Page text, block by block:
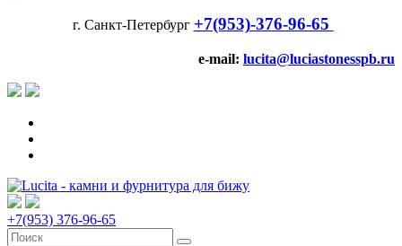
г. Санкт-Петербург +7(953)-376-96-65
e-mail: lucita@luciastonesspb.ru
+7(953) 376-96-65